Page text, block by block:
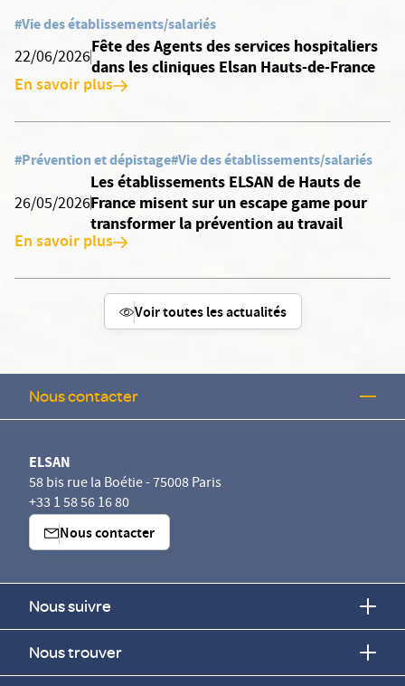
#Vie des établissements/salariés
22/06/2026
Fête des Agents des services hospitaliers
dans les cliniques Elsan Hauts-de-France
En savoir plus
#Prévention et dépistage#Vie des établissements/salariés
26/05/2026
Les établissements ELSAN de Hauts de
France misent sur un escape game pour
transformer la prévention au travail
En savoir plus
Voir toutes les actualités
Nous contacter
ELSAN
58 bis rue la Boétie - 75008 Paris
+33 1 58 56 16 80
Nous contacter
Nous suivre
Nous trouver